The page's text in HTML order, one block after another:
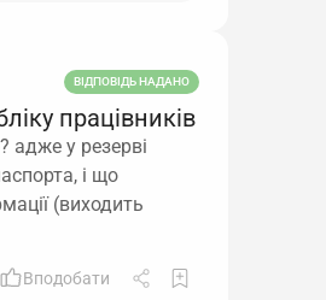
ВІДПОВІДЬ НАДАНО
працівників
адже у резерві
і що
(виходить
Вподобати